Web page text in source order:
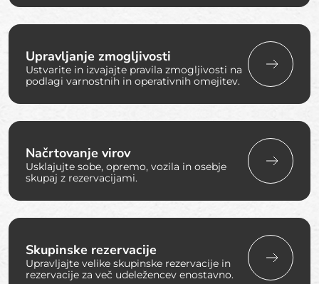
Upravljanje zmogljivosti
Ustvarite in izvajajte pravila zmogljivosti na
podlagi varnostnih in operativnih omejitev.
Načrtovanje virov
Usklajujte sobe, opremo, vozila in osebje
skupaj z rezervacijami.
Skupinske rezervacije
Upravljajte velike skupinske rezervacije in
rezervacije za več udeležencev enostavno.